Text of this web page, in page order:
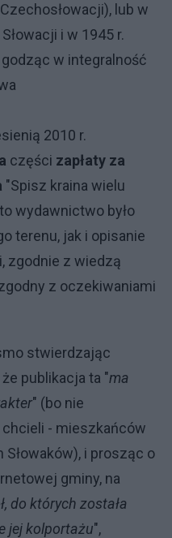
lub w
i w 1945 r.
w integralność
2010 r.
części zapłaty za
"Spisz kraina wielu
wydawnictwo było
terenu, jak i opisanie
zgodnie z wiedzą
z oczekiwaniami
stwierdzając
publikacja ta "ma
" (bo nie
- mieszkańców
i prosząc o
gminy, na
do których została
jej kolportażu",